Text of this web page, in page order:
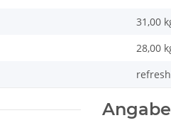
31,00
28,00
refresh